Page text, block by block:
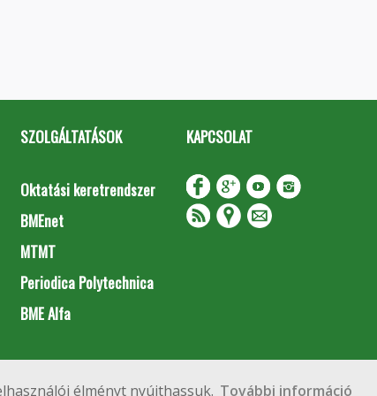
élményt nyújthassuk. További információ
SZOLGÁLTATÁSOK
Oktatási keretrendszer
BMEnet
MTMT
Periodica Polytechnica
BME Alfa
KAPCSOLAT
Impresszum
Copyright © 2020 BME Építőmérnöki Kar